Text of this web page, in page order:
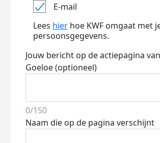
E-mail
Lees hier hoe KWF omgaat met
persoonsgegevens.
Jouw bericht op de actiepagina
Goeloe (optioneel)
0/150
Naam die op de pagina verschijnt